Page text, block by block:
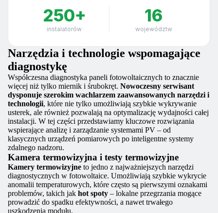
250+
instalatorów
16
województw
Narzędzia i technologie wspomagające
diagnostykę
Współczesna diagnostyka paneli fotowoltaicznych to znacznie
więcej niż tylko miernik i śrubokręt. Nowoczesny serwisant
dysponuje szerokim wachlarzem zaawansowanych narzędzi i
technologii, które nie tylko umożliwiają szybkie wykrywanie
usterek, ale również pozwalają na optymalizację wydajności całej
instalacji. W tej części przedstawiamy kluczowe rozwiązania
wspierające analizę i zarządzanie systemami PV – od
klasycznych urządzeń pomiarowych po inteligentne systemy
zdalnego nadzoru.
Kamera termowizyjna i testy termowizyjne
Kamery termowizyjne to jedno z najważniejszych narzędzi
diagnostycznych w fotowoltaice. Umożliwiają szybkie wykrycie
anomalii temperaturowych, które często są pierwszymi oznakami
problemów, takich jak hot spoty – lokalne przegrzania mogące
prowadzić do spadku efektywności, a nawet trwałego
uszkodzenia modułu.